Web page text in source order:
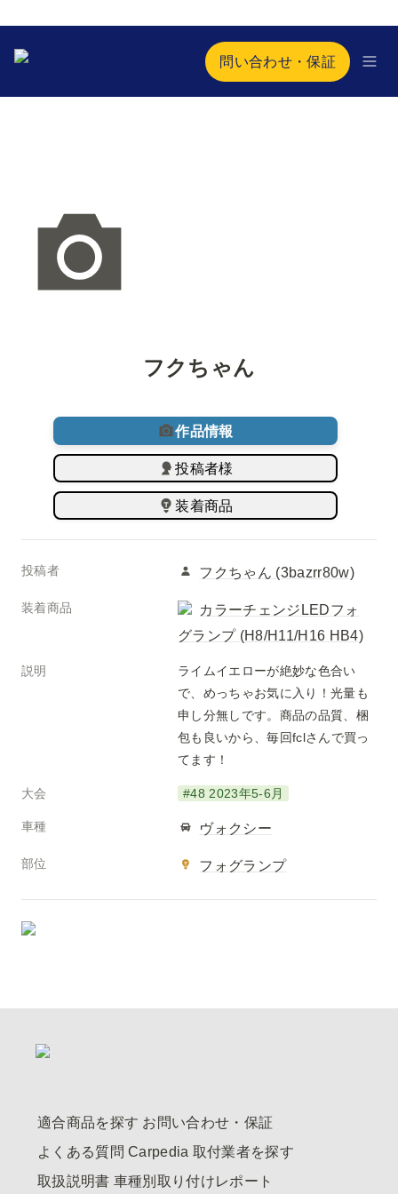
問い合わせ・保証
フクちゃん
作品情報
投稿者様
装着商品
投稿者 フクちゃん (3bazrr80w)
装着商品
カラーチェンジLEDフォ
グランプ (H8/H11/H16 HB4)
説明
ライムイエローが絶妙な色合い
で、めっちゃお気に入り！光量も
申し分無しです。商品の品質、梱
包も良いから、毎回fclさんで買っ
てます！
大会 #48 2023年5-6月
車種 ヴォクシー
部位 フォグランプ
適合商品を探す お問い合わせ・保証
よくある質問 Carpedia 取付業者を探す
取扱説明書 車種別取り付けレポート